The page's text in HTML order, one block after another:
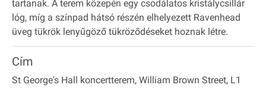
tartanak. A terem közepén egy csodálatos kristálycsillár
lóg, míg a színpad hátsó részén elhelyezett Ravenhead
üveg tükrök lenyűgöző tükröződéseket hoznak létre.
Cím
St George's Hall koncertterem, William Brown Street, L1